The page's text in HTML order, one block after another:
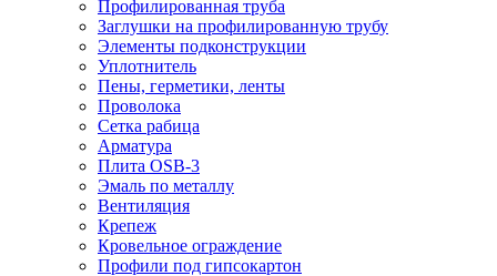
Профилированная труба
Заглушки на профилированную трубу
Элементы подконструкции
Уплотнитель
Пены, герметики, ленты
Проволока
Сетка рабица
Арматура
Плита OSB-3
Эмаль по металлу
Вентиляция
Крепеж
Кровельное ограждение
Профили под гипсокартон